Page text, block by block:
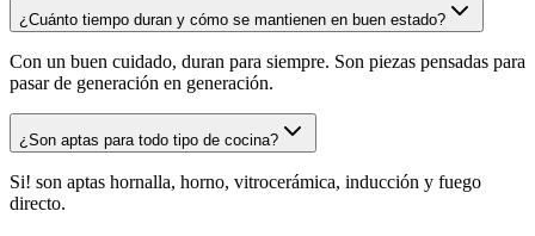
¿Cuánto tiempo duran y cómo se mantienen en buen estado?
Con un buen cuidado, duran para siempre. Son piezas pensadas para
pasar de generación en generación.
¿Son aptas para todo tipo de cocina?
Si! son aptas hornalla, horno, vitrocerámica, inducción y fuego
directo.